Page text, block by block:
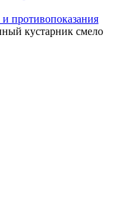
противопоказания
кустарник смело